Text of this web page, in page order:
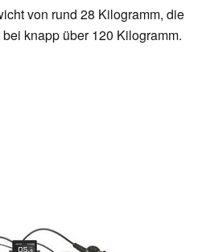
von rund 28 Kilogramm, die
knapp über 120 Kilogramm.